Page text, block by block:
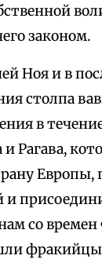
законом.
Ноя и в
столпа
в
и Рагава,
Европы,
и
со времен